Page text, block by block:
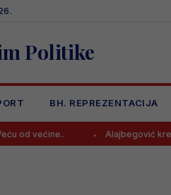
Politike
BH. REPREZENTACIJA
Alajbegović kreirao akciju iz